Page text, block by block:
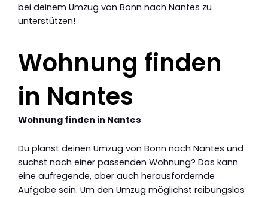
bei deinem Umzug von Bonn nach Nantes zu
unterstützen!
Wohnung finden
in Nantes
Wohnung finden in Nantes
Du planst deinen Umzug von Bonn nach Nantes und
suchst nach einer passenden Wohnung? Das kann
eine aufregende, aber auch herausfordernde
Aufgabe sein. Um den Umzug möglichst reibungslos